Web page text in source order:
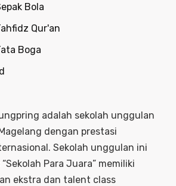
Bola
Qur'an
Boga
adalah sekolah unggulan
dengan prestasi
Sekolah unggulan ini
Para Juara” memiliki
ekstra dan talent class